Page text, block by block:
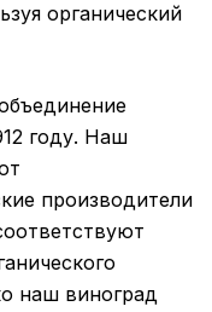
органический
году. Наш
производители
наш виноград